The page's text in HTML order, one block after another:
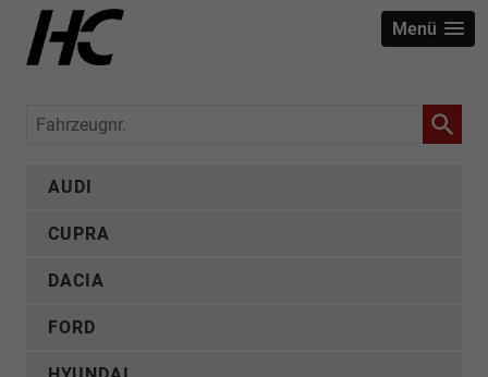
Menü
Fahrzeugnr.
AUDI
CUPRA
DACIA
FORD